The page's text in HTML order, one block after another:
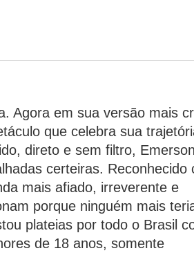
Agora em sua versão mais
que celebra sua
direto e sem filtro, Emerson
certeiras. Reconhecido
mais afiado, irreverente e
porque ninguém mais
plateias por todo o Brasil
de 18 anos, somente